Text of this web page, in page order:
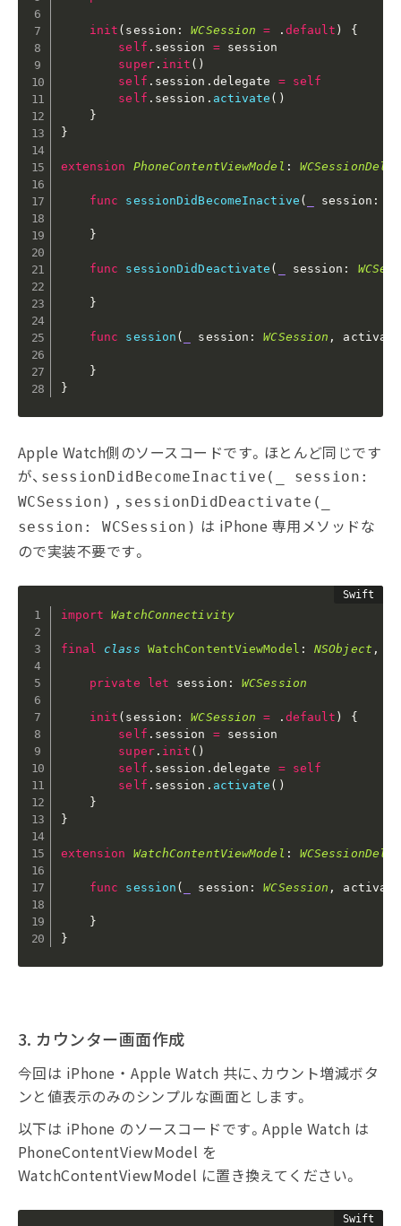
init ( session : WCSession = . default )
{
self . session = session
super. init ( )
self . session . delegate =
self
self . session . activate ( )
}
}
extension PhoneContentViewModel :
func sessionDidBecomeInactive ( session :
}
func sessionDidDeactivate ( session :
}
func session ( session : WCSession ,
}
}
Apple Watch側のソースコードです。ほとんど同じです
が、 sessionDidBecomeInactive(_ session:
WCSession) , sessionDidDeactivate(_
session: WCSession) は iPhone 専用メソッドな
ので実装不要です。
import WatchConnectivity
final class WatchContentViewModel : NSObject ,
private let session : WCSession
init ( session : WCSession = . default )
{
self . session = session
super. init ( )
self . session . delegate =
self
self . session . activate ( )
}
}
extension WatchContentViewModel :
func session ( session : WCSession ,
}
}
3. カウンター画面作成
今回は iPhone ・ Apple Watch 共に、カウント増減ボタ
ンと値表示のみのシンプルな画面とします。
以下は iPhone のソースコードです。Apple Watch は
PhoneContentViewModel を
WatchContentViewModel に置き換えてください。